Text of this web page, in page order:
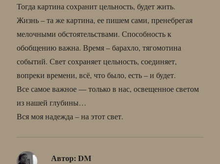
Тогда картина сохранит цельность, будет жить.
Жизнь – та же картина, ее пишем сами, пренебрегая
мелочными обстоятельствами. Способность к
обобщению важна. Время – барахло, тягомотина
событий. Свет сохраняет цельность, соединяет,
вопреки времени, всё, что было, есть – и будет.
Все самое важное — только в нас, освещенное светом
из нашей глубины…
Вся моя надежда – на этот свет.
Автор: DM